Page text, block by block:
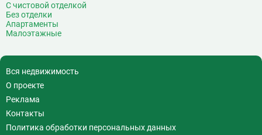
С чистовой отделкой
Без отделки
Апартаменты
Малоэтажные
Вся недвижимость
О проекте
Реклама
Контакты
Политика обработки персональных данных